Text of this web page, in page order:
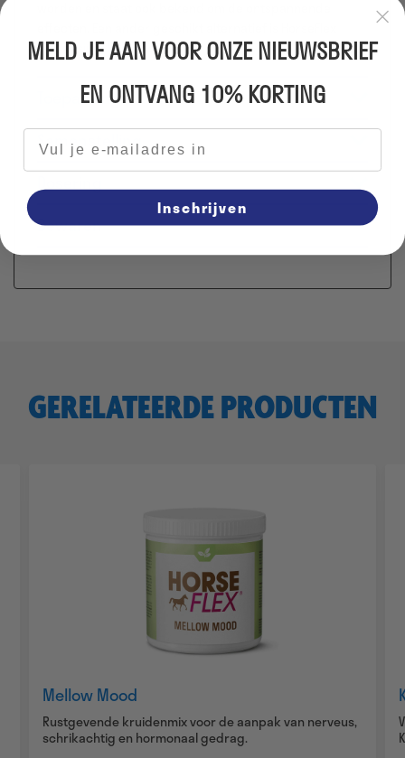
Magnesium Relax Combi.
Toepassing
Samenstelling
Dosering
Bewaren
GERELATEERDE PRODUCTEN
Mellow Mood
Rustgevende kruidenmix voor de aanpak van nerveus,
schrikachtig en hormonaal gedrag.
MELD JE AAN VOOR ONZE NIEUWSBRIEF
EN ONTVANG 10% KORTING
E-mailadres
Inschrijven